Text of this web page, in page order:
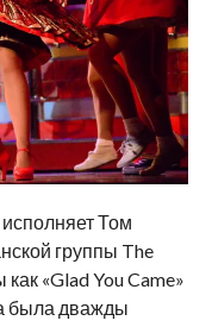
Том
группы The
«Glad You Came»
была дважды